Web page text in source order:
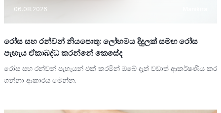
06.08.2026
රෝස සහ රන්වන් නියපොතු: ලෝහමය දිදුලක් සමඟ රෝස
පැහැය ඒකාබද්ධ කරන්නේ කෙසේද
රෝස සහ රන්වන් පැහැයන් එක් කරමින් ඔබේ දෑත් වඩාත් ආකර්ෂණීය කර
ගන්නා ආකාරය මෙන්න.